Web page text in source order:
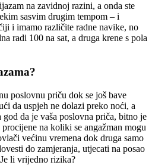
na zavidnoj razini, a onda ste
sasvim drugim tempom – i
i imamo različite radne navike, no
radi 100 na sat, a druga krene s pola
poslovnu priču dok se još bave
da uspjeh ne dolazi preko noći, a
da je vaša poslovna priča, bitno je
na koliki se angažman mogu
većinu vremena dok druga samo
do zamjeranja, utjecati na posao
li vrijedno rizika?